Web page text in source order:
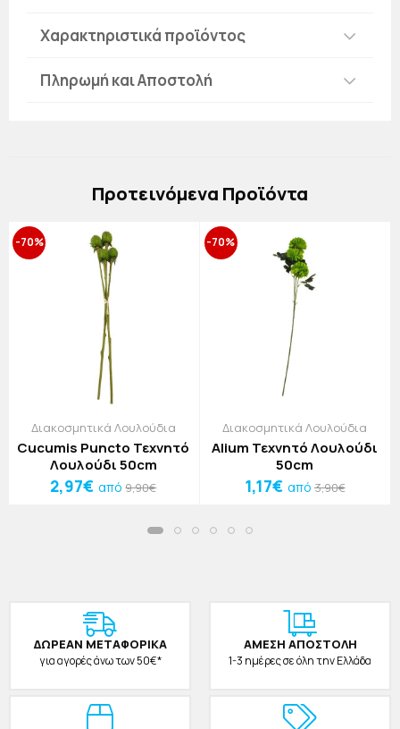
Χαρακτηριστικά προϊόντος
Πληρωμή και Αποστολή
Πρoτεινόμενα Προϊόντα
-70%
Διακοσμητικά Λουλούδια
Cucumis Puncto Τεχνητό
Λουλούδι 50cm
2,97€ από9,90€
-70%
Διακοσμητικά Λουλούδια
Alium Τεχνητό Λουλούδι
50cm
1,17€ από 3,90€
ΔΩΡΕAΝ ΜΕΤΑΦΟΡΙΚΑ
για αγορές άνω των 50€*
ΑΜΕΣΗ ΑΠΟΣΤΟΛΗ
1-3 ημέρες σε όλη την Ελλάδα